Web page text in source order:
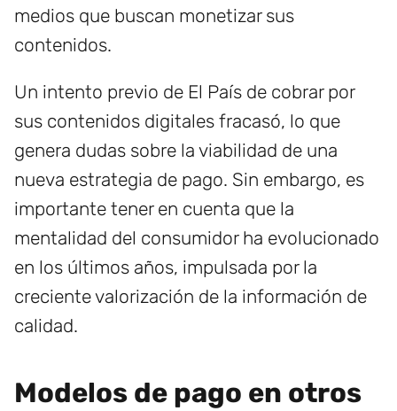
medios que buscan monetizar sus
contenidos.
Un intento previo de El País de cobrar por
sus contenidos digitales fracasó, lo que
genera dudas sobre la viabilidad de una
nueva estrategia de pago. Sin embargo, es
importante tener en cuenta que la
mentalidad del consumidor ha evolucionado
en los últimos años, impulsada por la
creciente valorización de la información de
calidad.
Modelos de pago en otros